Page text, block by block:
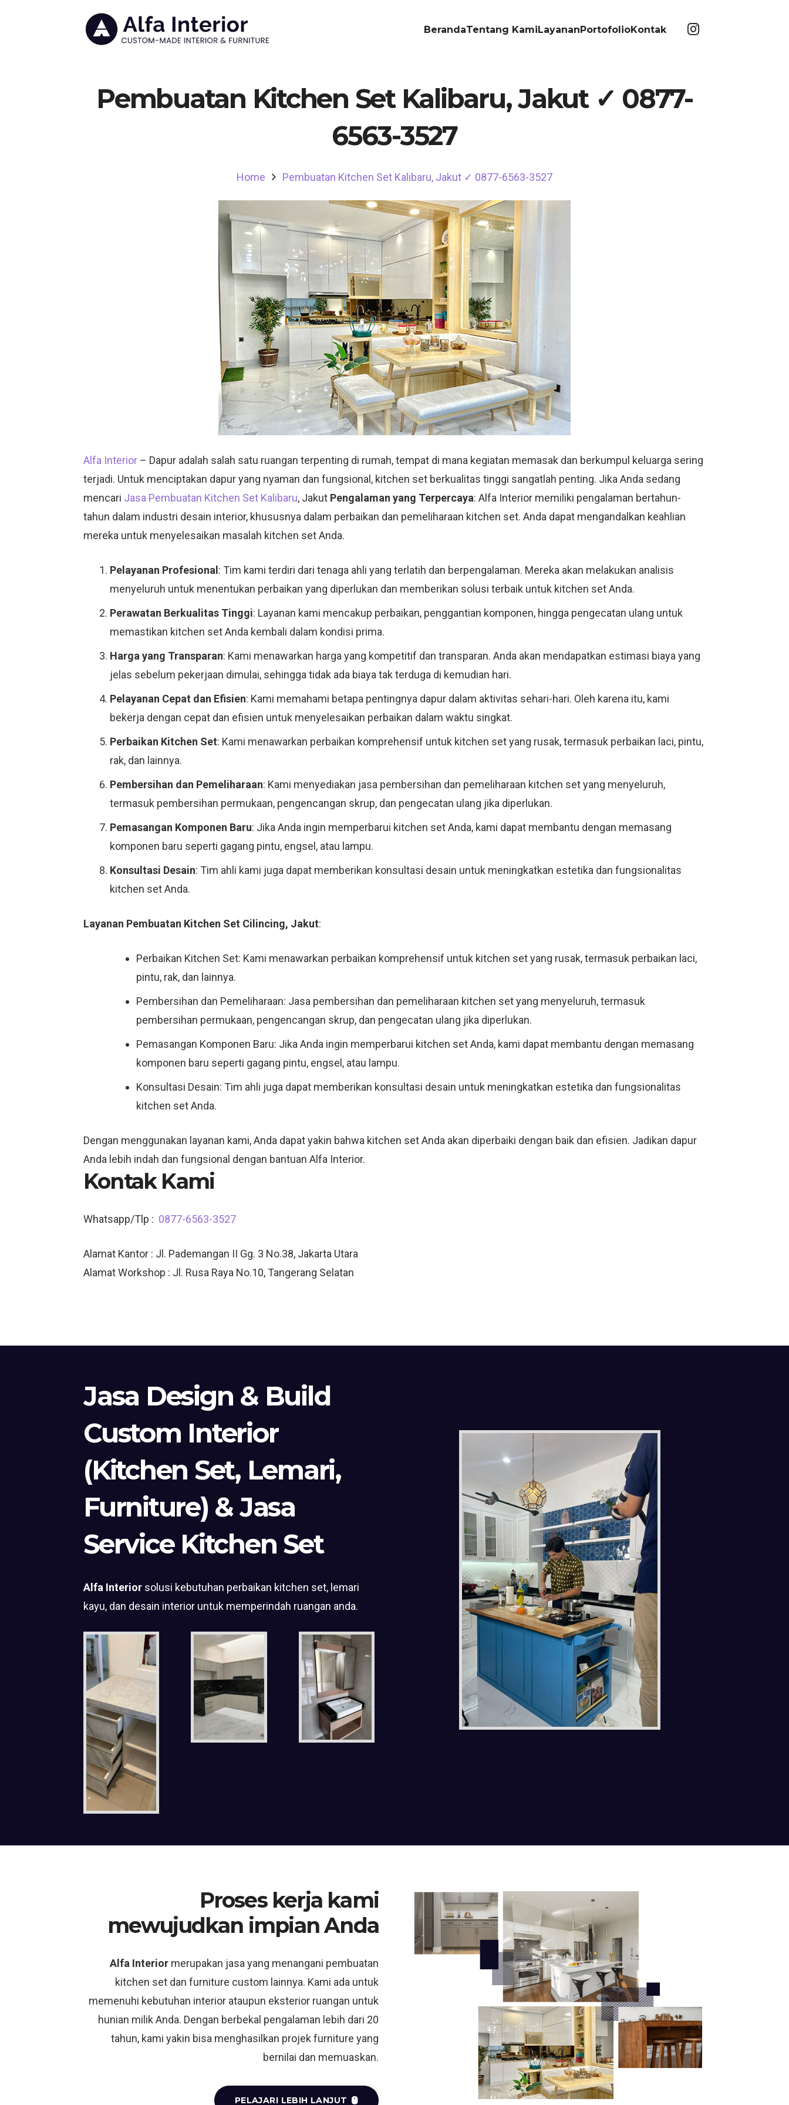
BerandaTentang KamiLayananPortofolioKontak
Pembuatan Kitchen Set Kalibaru, Jakut ✓ 0877-
6563-3527
Home Pembuatan Kitchen Set Kalibaru, Jakut ✓ 0877-6563-3527
Alfa Interior – Dapur adalah salah satu ruangan terpenting di rumah, tempat di mana kegiatan memasak dan berkumpul keluarga sering
terjadi. Untuk menciptakan dapur yang nyaman dan fungsional, kitchen set berkualitas tinggi sangatlah penting. Jika Anda sedang
mencari Jasa Pembuatan Kitchen Set Kalibaru, Jakut Pengalaman yang Terpercaya: Alfa Interior memiliki pengalaman bertahun-
tahun dalam industri desain interior, khususnya dalam perbaikan dan pemeliharaan kitchen set. Anda dapat mengandalkan keahlian
mereka untuk menyelesaikan masalah kitchen set Anda.
Pelayanan Profesional : Tim kami terdiri dari tenaga ahli yang terlatih dan berpengalaman. Mereka akan melakukan analisis
menyeluruh untuk menentukan perbaikan yang diperlukan dan memberikan solusi terbaik untuk kitchen set Anda.
Perawatan Berkualitas Tinggi: Layanan kami mencakup perbaikan, penggantian komponen, hingga pengecatan ulang untuk
memastikan kitchen set Anda kembali dalam kondisi prima.
Harga yang Transparan: Kami menawarkan harga yang kompetitif dan transparan. Anda akan mendapatkan estimasi biaya yang
jelas sebelum pekerjaan dimulai, sehingga tidak ada biaya tak terduga di kemudian hari.
Pelayanan Cepat dan Efisien: Kami memahami betapa pentingnya dapur dalam aktivitas sehari-hari. Oleh karena itu, kami
bekerja dengan cepat dan efisien untuk menyelesaikan perbaikan dalam waktu singkat.
Perbaikan Kitchen Set: Kami menawarkan perbaikan komprehensif untuk kitchen set yang rusak, termasuk perbaikan laci, pintu,
rak, dan lainnya.
Pembersihan dan Pemeliharaan: Kami menyediakan jasa pembersihan dan pemeliharaan kitchen set yang menyeluruh,
termasuk pembersihan permukaan, pengencangan skrup, dan pengecatan ulang jika diperlukan.
Pemasangan Komponen Baru: Jika Anda ingin memperbarui kitchen set Anda, kami dapat membantu dengan memasang
komponen baru seperti gagang pintu, engsel, atau lampu.
Konsultasi Desain: Tim ahli kami juga dapat memberikan konsultasi desain untuk meningkatkan estetika dan fungsionalitas
kitchen set Anda.
Layanan Pembuatan Kitchen Set Cilincing, Jakut:
Perbaikan Kitchen Set: Kami menawarkan perbaikan komprehensif untuk kitchen set yang rusak, termasuk perbaikan laci,
pintu, rak, dan lainnya.
Pembersihan dan Pemeliharaan: Jasa pembersihan dan pemeliharaan kitchen set yang menyeluruh, termasuk
pembersihan permukaan, pengencangan skrup, dan pengecatan ulang jika diperlukan.
Pemasangan Komponen Baru: Jika Anda ingin memperbarui kitchen set Anda, kami dapat membantu dengan memasang
komponen baru seperti gagang pintu, engsel, atau lampu.
Konsultasi Desain: Tim ahli juga dapat memberikan konsultasi desain untuk meningkatkan estetika dan fungsionalitas
kitchen set Anda.
Dengan menggunakan layanan kami, Anda dapat yakin bahwa kitchen set Anda akan diperbaiki dengan baik dan efisien. Jadikan dapur
Anda lebih indah dan fungsional dengan bantuan Alfa Interior.
Kontak Kami
Whatsapp/Tlp : 0877-6563-3527
Alamat Kantor : Jl. Pademangan II Gg. 3 No.38, Jakarta Utara
Alamat Workshop : Jl. Rusa Raya No.10, Tangerang Selatan
Jasa Design & Build
Custom Interior
(Kitchen Set, Lemari,
Furniture) & Jasa
Service Kitchen Set
Alfa Interior solusi kebutuhan perbaikan kitchen set, lemari
kayu, dan desain interior untuk memperindah ruangan anda.
Proses kerja kami
mewujudkan impian Anda
Alfa Interior merupakan jasa yang menangani pembuatan
kitchen set dan furniture custom lainnya. Kami ada untuk
memenuhi kebutuhan interior ataupun eksterior ruangan untuk
hunian milik Anda. Dengan berbekal pengalaman lebih dari 20
tahun, kami yakin bisa menghasilkan projek furniture yang
bernilai dan memuaskan.
PELAJARI LEBIH LANJUT